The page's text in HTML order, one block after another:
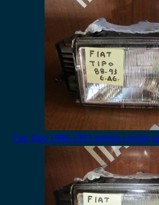
Fiat Tipo 1988-1993 φανάρι εμπρός